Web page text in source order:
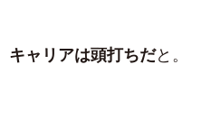
キャリアは頭打ちだと。